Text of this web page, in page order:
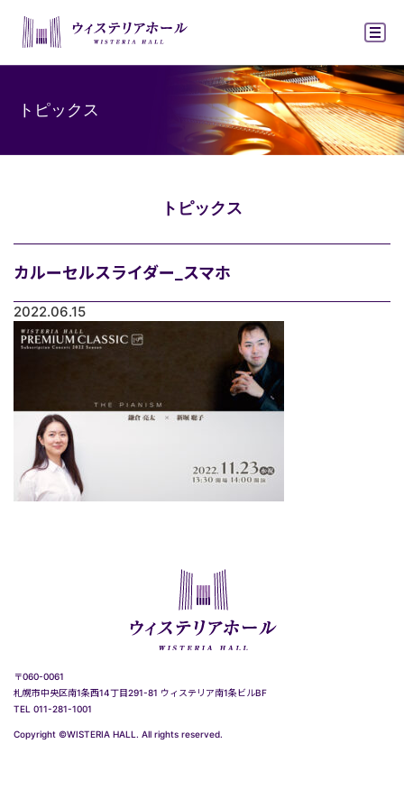
ウィステリアホ
トピックス
トピックス
カルーセルスライダー_スマホ
2022.06.15
〒060-0061
札幌市中央区南1条西14丁目291-81 ウィステリア南1条ビルBF
TEL 011-281-1001
Copyright ©WISTERIA HALL. All rights reserved.